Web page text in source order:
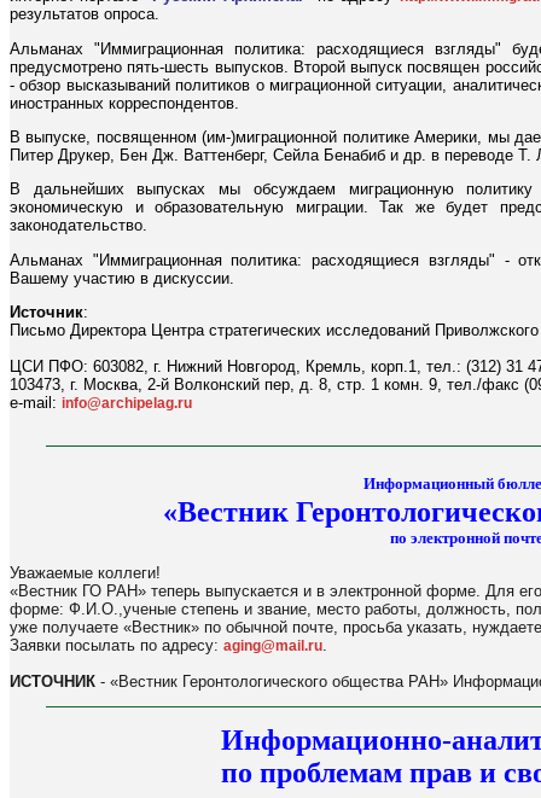
результатов опроса.
Альманах "Иммиграционная политика: расходящиеся взгляды"
предусмотрено пять-шесть выпусков. Второй выпуск посвящен
- обзор высказываний политиков о миграционной ситуации,
иностранных корреспондентов.
В выпуске, посвященном (им-)миграционной политике Америки, мы
Питер Друкер, Бен Дж. Ваттенберг, Сейла Бенабиб и др. в переводе Т.
В дальнейших выпусках мы обсуждаем миграционную
экономическую и образовательную миграции. Так же будет
законодательство.
Альманах "Иммиграционная политика: расходящиеся взгляды" -
Вашему участию в дискуссии.
Источник:
Письмо Директора Центра стратегических исследований
ЦСИ ПФО: 603082, г. Нижний Новгород, Кремль, корп.1, тел.: (312) 31
103473, г. Москва, 2-й Волконский пер, д. 8, стр. 1 комн. 9, тел./факс
e-mail: info@archipelag.ru
Информационный
«Вестник
по электронной
Уважаемые коллеги!
«Вестник ГО РАН» теперь выпускается и в электронной форме. Для
форме: Ф.И.О.,ученые степень и звание, место работы, должность,
уже получаете «Вестник» по обычной почте, просьба указать,
Заявки посылать по адресу: aging@mail.ru
ИСТОЧНИК - «Вестник Геронтологического общества РАН»
Информационно-
по проблемам прав и